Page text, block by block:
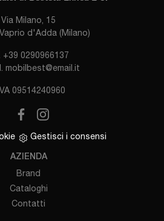
Via Milano, 15
d'Adda (Milano)
+39 0290966137
mobilbest@email.it
09514240960
Gestisci i consensi
AZIENDA
Brand
Cataloghi
Contatti